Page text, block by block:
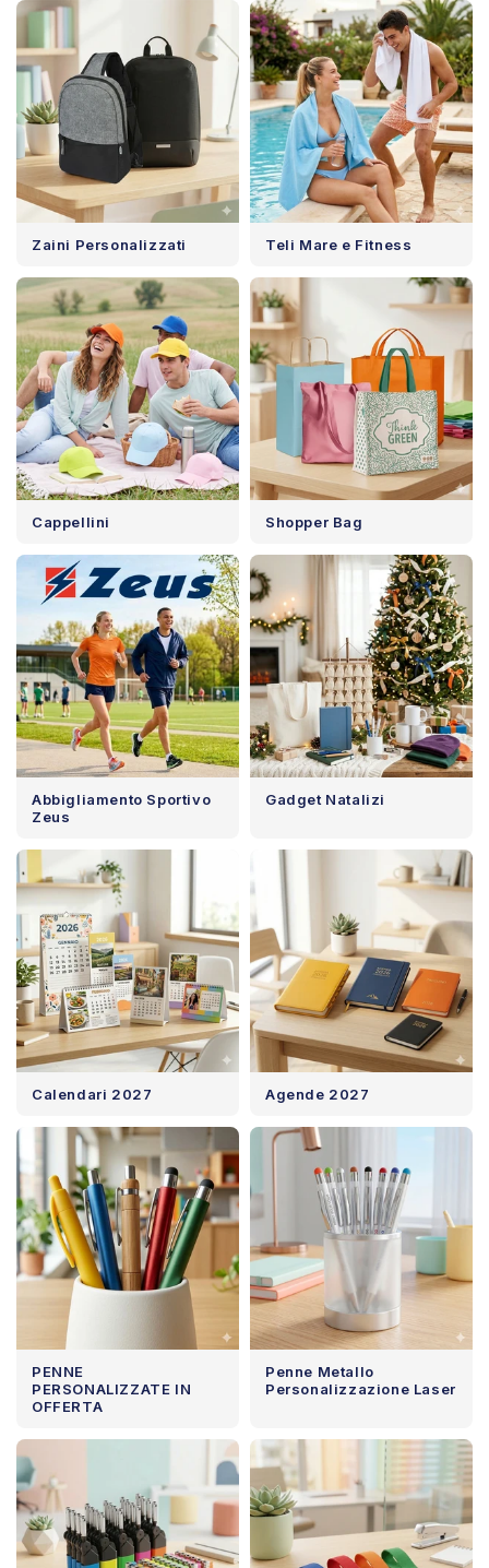
Zaini Personalizzati Teli Mare e Fitness
Cappellini Shopper Bag
Abbigliamento Sportivo
Zeus
Gadget Natalizi
Calendari 2027 Agende 2027
PENNE
PERSONALIZZATE IN
OFFERTA
Penne Metallo
Personalizzazione Laser